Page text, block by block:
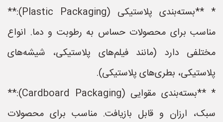
* **بسته‌بندی پلاستیکی (Plastic Packaging):**
مناسب برای محصولات حساس به رطوبت و دما. انواع
مختلفی دارد (مانند فیلم‌های پلاستیکی، شیشه‌های
پلاستیکی، بطری‌های پلاستیکی).
* **بسته‌بندی مقوایی (Cardboard Packaging):**
سبک، ارزان و قابل بازیافت. مناسب برای محصولات